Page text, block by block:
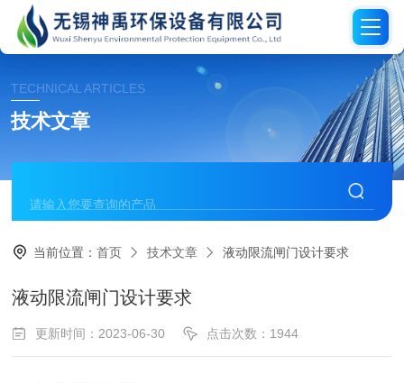
TECHNICAL ARTICLES
技术文章
当前位置：首页 技术文章 液动限流闸门设计要求
液动限流闸门设计要求
更新时间：2023-06-30 点击次数：1944